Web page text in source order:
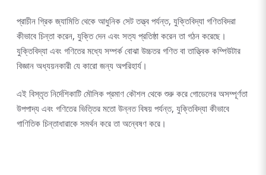
প্রাচীন গ্রিক জ্যামিতি থেকে আধুনিক সেট তত্ত্ব পর্যন্ত, যুক্তিবিদ্যা গণিতবিদরা
কীভাবে চিন্তা করেন, যুক্তি দেন এবং সত্য প্রতিষ্ঠা করেন তা গঠন করেছে।
যুক্তিবিদ্যা এবং গণিতের মধ্যে সম্পর্ক বোঝা উচ্চতর গণিত বা তাত্ত্বিক কম্পিউটার
বিজ্ঞান অধ্যয়নকারী যে কারো জন্য অপরিহার্য।
এই বিস্তৃত নির্দেশিকাটি মৌলিক প্রমাণ কৌশল থেকে শুরু করে গোডেলের অসম্পূর্ণতা
উপপাদ্য এবং গণিতের ভিত্তির মতো উন্নত বিষয় পর্যন্ত, যুক্তিবিদ্যা কীভাবে
গাণিতিক চিন্তাধারাকে সমর্থন করে তা অন্বেষণ করে।